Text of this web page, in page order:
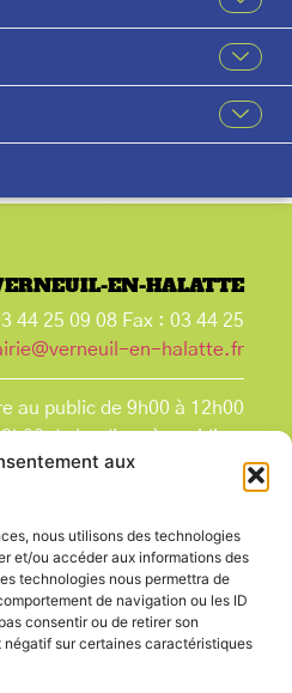
aux
nous utilisons des technologies
et/ou accéder aux informations des
technologies nous permettra de
de navigation ou les ID
consentir ou de retirer son
sur certaines caractéristiques
EN-HALATTE
44 25 09 08 Fax : 03 44 25
en-halatte.fr
au public de 9h00 à 12h00
du lundi après-midi au
vendredi,
le samedi de 9h00 à 12h00.
que les jours fériés.